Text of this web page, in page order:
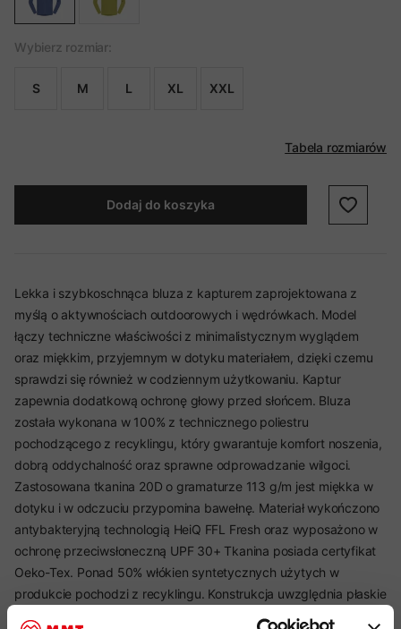
Wybierz rozmiar:
S M L XL XXL
Tabela rozmiarów
Dodaj do koszyka
Lekka i szybkoschnąca bluza z kapturem zaprojektowana z
myślą o aktywnościach outdoorowych i wędrówkach. Model
łączy techniczne właściwości z minimalistycznym wyglądem
oraz miękkim, przyjemnym w dotyku materiałem, dzięki czemu
sprawdzi się również w codziennym użytkowaniu. Kaptur
zapewnia dodatkową ochronę głowy przed słońcem. Bluza
została wykonana w 100% z technicznego poliestru
pochodzącego z recyklingu, który gwarantuje komfort noszenia,
dobrą oddychalność oraz sprawne odprowadzanie wilgoci.
Zastosowana tkanina 20D o gramaturze 113 g/m jest miękka w
dotyku i w odczuciu przypomina bawełnę. Materiał wykończono
antybakteryjną technologią HeiQ FFL Fresh oraz wyposażono w
ochronę przeciwsłoneczną UPF 30+ Tkanina posiada certyfikat
Oeko-Tex. Ponad 50% włókien syntetycznych użytych w
produkcie pochodzi z recyklingu. Konstrukcja uwzględnia płaskie
szwy na ramionach, które minimalizują ryzyko otarć, a